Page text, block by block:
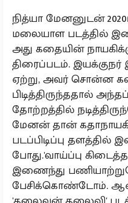
நித்யா மேனனுடன்
மலையாள படத்தில்
அது கதையின்
திரைப்படம்.
ஏற்று, அவர் சொன்ன
பிடித்திருந்ததால்
தோற்றத்தில்
மேனன் தான்
படப்பிடிப்பு
போது.'வாய்ப்பு
இணைந்து
பேசிக்கொண்டோம்.